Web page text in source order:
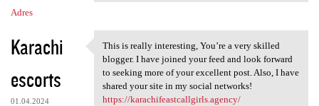
Adres
Karachi
escorts
01.04.2024
This is really interesting,
This is really interesting, You’re a very skilled
blogger. I have joined your feed and look forward
to seeking more of your excellent post. Also, I have
shared your site in my social networks!
https://karachifeastcallgirls.agency/